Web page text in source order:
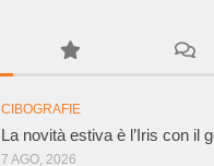
CIBOGRAFIE
La novità estiva è l’Iris con il
7 AGO, 2026